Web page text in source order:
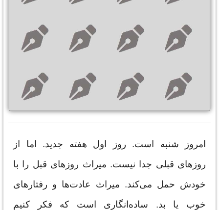
امروز شنبه است. روز اول هفته جدید. اما از
روزهای قبلی جدا نیست. میراث روزهای قبل را با
خودش حمل می‌کند. میراث عادت‌ها و رفتارهای
خوب یا بد. ساده‌انگاری است که فکر کنیم